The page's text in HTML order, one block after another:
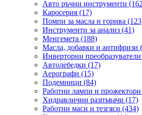
Авто ръчни инструменти
Каросерия (17)
Помпи за масла и горива
Инструменти за анализ (41)
Менгемета (188)
Масла, добавки и антифризи
Инверторни преобразуватели
Автолебедки (17)
Аерографи (15)
Подемници (84)
Работни лампи и прожектори
Хидравлични разпъвачи (17)
Работни маси и тезгяси (434)